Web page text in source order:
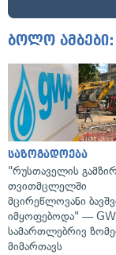
ბოლო ამბები:
საზოგადოება
"რუსთაველის
თვითმცლელში
მცირეწლოვანი
იმყოფებოდა" —
სამართლებრივ
მიმართავს